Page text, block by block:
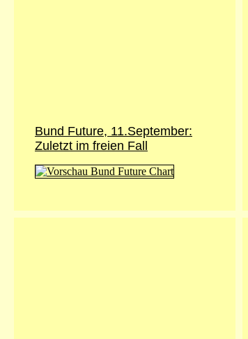
Bund Future, 11.September:
Zuletzt im freien Fall